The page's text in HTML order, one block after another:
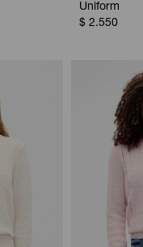
Uniform
$ 2.550